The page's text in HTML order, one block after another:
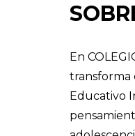
En
transforma
Educativo